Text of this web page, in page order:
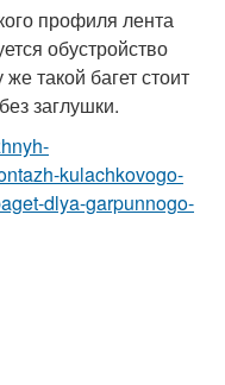
профиля лента
обустройство
такой багет стоит
заглушки.
kulachkovogo-
dlya-garpunnogo-